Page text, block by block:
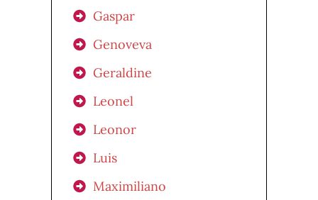
Gaspar
Genoveva
Geraldine
Leonel
Leonor
Luis
Maximiliano